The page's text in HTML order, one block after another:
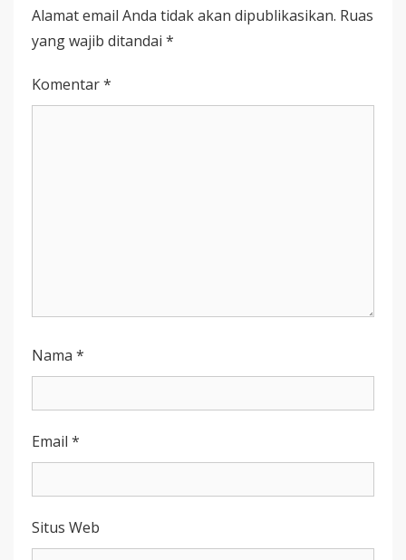
MENGHANTUI
Alamat email Anda tidak akan dipublikasikan. Ruas
yang wajib ditandai *
Komentar*
Nama *
Email *
Situs Web